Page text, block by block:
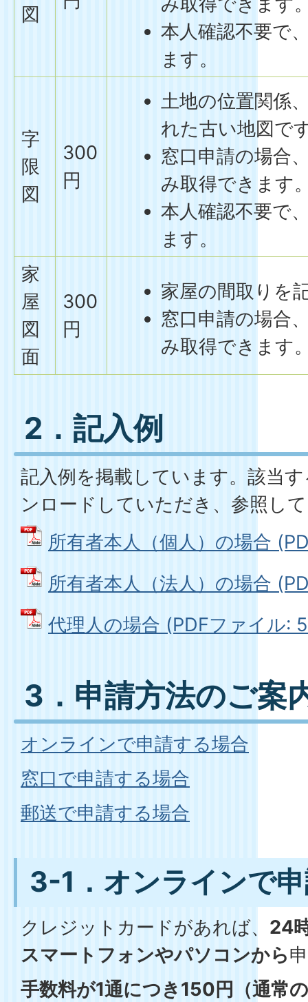
図
本人確認不要で
ます。
字
限
図
300
円
土地の位置関係
れた古い地図で
窓口申請の場合
み取得できます
本人確認不要で
ます。
家
屋
図
面
300
円
家屋の間取りを
窓口申請の場合
み取得できます
2．記入例
記入例を掲載しています。該当
ンロードしていただき、参照し
所有者本人（個人）の場合
所有者本人（法人）の場合
代理人の場合 (PDFファイル:
3．申請方法のご案
オンラインで申請する場合
窓口で申請する場合
郵送で申請する場合
3-1．オンラインで
クレジットカードがあれば、 24
スマートフォンやパソコンから
手数料が1通につき150円（通常